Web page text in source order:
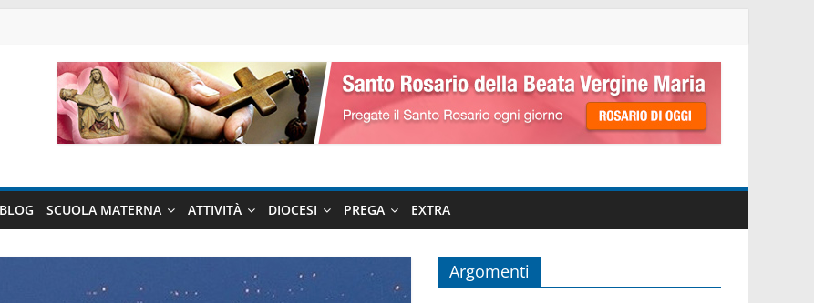
BLOG SCUOLA MATERNA ATTIVITÀ DIOCESI PREGA EXTRA
Argomenti